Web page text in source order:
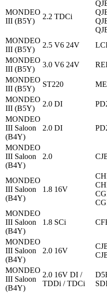
MONDEO
III (B5Y)
2.2 TDCi
MONDEO
III (B5Y)
2.5 V6 24V
MONDEO
III (B5Y)
3.0 V6 24V
MONDEO
III (B5Y)
ST220
MONDEO
III (B5Y)
2.0 DI
MONDEO
III Saloon
(B4Y)
2.0 DI
MONDEO
III Saloon
(B4Y)
2.0
MONDEO
III Saloon
(B4Y)
1.8 16V
MONDEO
III Saloon
(B4Y)
1.8 SCi
MONDEO
III Saloon
(B4Y)
2.0 16V
MONDEO
III Saloon
(B4Y)
2.0 16V DI /
TDDi / TDCi